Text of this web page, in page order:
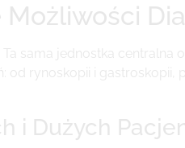
sama jednostka
od rynoskopii i
i Dużych